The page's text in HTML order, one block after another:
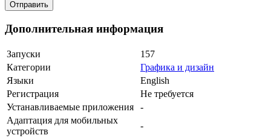
Дополнительная информация
Запуски
157
Категории
Графика и дизайн
Языки
English
Регистрация
Не требуется
Устанавливаемые приложения
-
Адаптация для мобильных
устройств
-